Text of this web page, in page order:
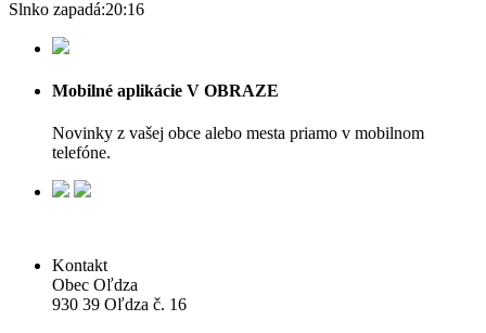
Slnko zapadá:20:16
Mobilné aplikácie V OBRAZE
Novinky z vašej obce alebo mesta priamo v mobilnom
telefóne.
Kontakt
Obec Oľdza
930 39 Oľdza č. 16